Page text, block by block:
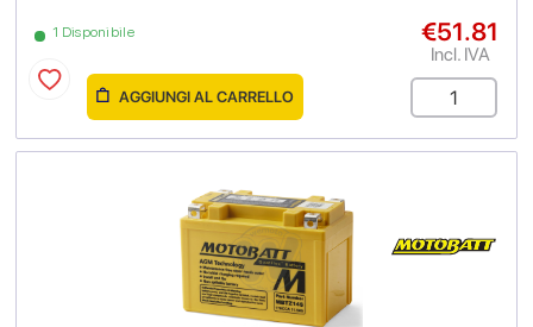
1 Disponibile €51.81
Incl. IVA
AGGIUNGI AL CARRELLO